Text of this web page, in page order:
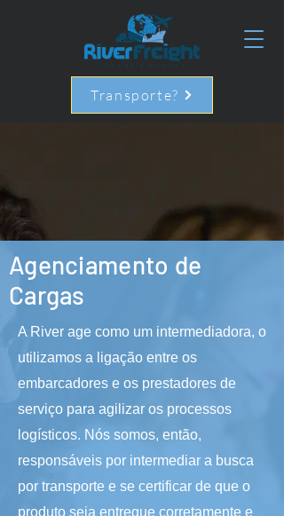
Transporte?
Agenciamento de
Cargas
A River age como um intermediadora, o
utilizamos a ligação entre os
embarcadores e os prestadores de
serviço para agilizar os processos
logísticos. Nós somos, então,
responsáveis por intermediar a busca
por transporte e se certificar de que o
produto seja entregue corretamente e